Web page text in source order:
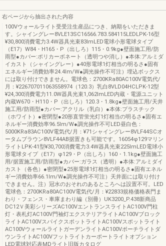
右ページから抽出された内容
100Vウォールライト受受注生産品につき、納期をいただきま
す。シャイングレー8VLE13SC16566.783.584115LEDLPK-16型
¥30,800消費電力3.4W器具光束83lmLED電球小形電球タイプ
（E17）W84・H165・P（出しろ）115・0.9kg●壁面施工用/防
雨型●カバー:ポリカーボネート（透明つや消し）●本体:アルミダ
イカスト（シャイングレー）●40形電球1灯相当の明るさ●固有
エネルギー消費効率24.4lm/W●調光操作不可注）埋込ボックス
には取り付けできません。電球色：2700KRa80AC100V電気代/
月：¥226707011063558974（120.3）乳白8VLD04HCLPK-12型
¥24,300消費電力11.0W器具光束1,062lmLED内蔵・電源ユニット
内蔵W670・H110・P（出しろ）120.3・1.8kg●壁面施工用/天井
施工用/防雨型●カバー:アクリル（乳白）●本体:プラスチック
（ホワイト）●密閉型●20形直管蛍光灯1灯相当の明るさ●固有エ
ネルギー消費効率96.5lm/W●調光操作不可LED昼白色：
5000KRa83AC100V電気代/月：¥71シャイングレー8VLF44SCオ
ータムブラウン8VLF44AB据置きも可能です。16054φ129マリン
ライトLPK-41型¥30,700消費電力3.4W器具光束225lmLED電球小
形電球タイプ（E17）φ129・P（出しろ）160・1.1kg●壁面施工
用/据置施工用/防雨型●カバー:ガラス（透明）●本体:アルミダイ
カスト（各色）●密閉型●25形電球1灯相当の明るさ●固有エネル
ギー消費効率66.1lm/W●調光操作不可注）天井面には取り付け
できません。注）冠水のおそれのあるところへは設置不可。LED
電球色：2700KRa80AC100V電気代/月：¥22833規格価格表門ま
わり・フェンス・車庫まわり編（別冊）UK3200_P.438新商品
DC12Ｖ美彩シリーズAC100VエントランスライトAC100V門柱
灯・表札灯AC100V門袖灯エクステリアライトAC100Vブロック
ライトAC100VスパイクスポットライトAC100Vスポットライト
AC100VウォールライトガーデンライトAC100Vポーチライトダ
ウンライトAC100Vフットライトカーポートライトオプション
LED電球対応表MDライト旧版カタログ